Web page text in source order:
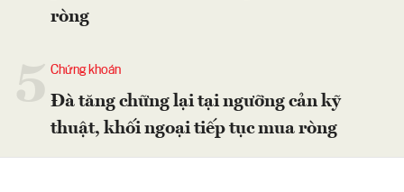
ròng
Chứng khoán
Đà tăng chững lại tại ngưỡng cản kỹ
thuật, khối ngoại tiếp tục mua ròng